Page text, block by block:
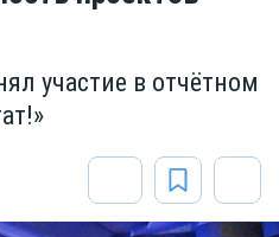
участие в отчётном